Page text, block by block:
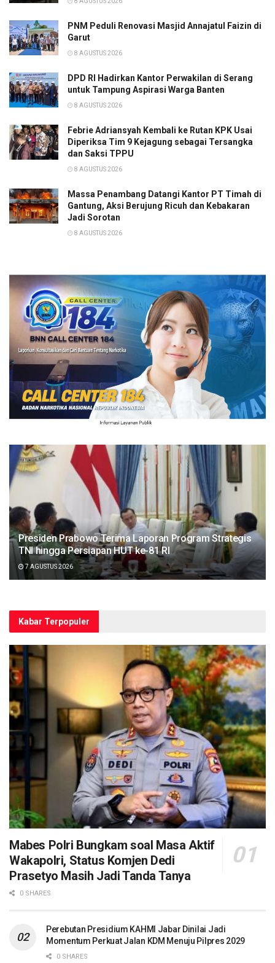
PNM Peduli Renovasi Masjid Annajatul Faizin di
Garut
8 AGUSTUS 2026
DPD RI Hadirkan Kantor Perwakilan di Serang
untuk Tampung Aspirasi Warga Banten
8 AGUSTUS 2026
Febrie Adriansyah Kembali ke Rutan KPK Usai
Diperiksa Tim 9 Kejagung sebagai Tersangka
dan Saksi TPPU
8 AGUSTUS 2026
Massa Penambang Datangi Kantor PT Timah di
Gantung, Aksi Berujung Ricuh dan Kebakaran
Jadi Sorotan
8 AGUSTUS 2026
Presiden Prabowo Terima Laporan Program Strategis
TNI hingga Persiapan HUT ke-81 RI
7 AGUSTUS 2026
Kabar Terpopuler
Mabes Polri Bungkam soal Masa Aktif
Wakapolri, Status Komjen Dedi
Prasetyo Masih Jadi Tanda Tanya
0 SHARES
Perebutan Presidium KAHMI Jabar Dinilai Jadi
Momentum Perkuat Jalan KDM Menuju Pilpres 2029
0 SHARES